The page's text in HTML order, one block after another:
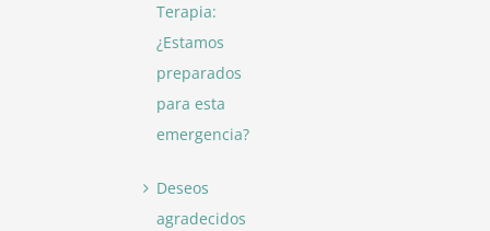
Terapia:
¿Estamos
preparados
para esta
emergencia?
Deseos
agradecidos